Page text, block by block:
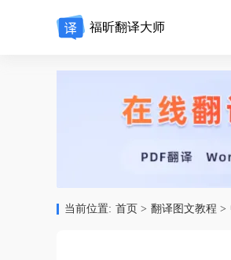
福昕翻译大师
当前位置: 首页 > 翻译图文教程 >